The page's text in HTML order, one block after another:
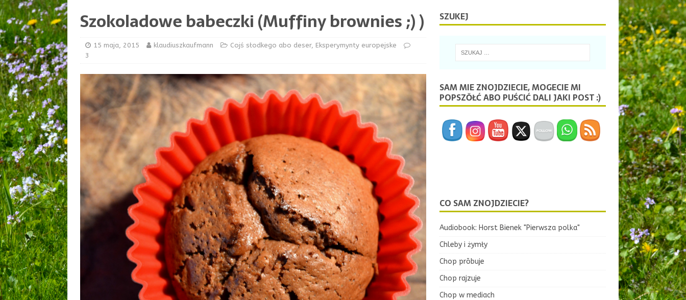
Szokoladowe babeczki (Muffiny brownies ;) )
15 maja, 2015 klaudiuszkaufmann Cojś słodkego abo deser, Eksperymynty europejske
3
SZUKEJ
SAM MIE ZNOJDZIECIE, MOGECIE MI
POPSZŎŁĆ ABO PUŚCIĆ DALI JAKI POST :)
CO SAM ZNOJDZIECIE?
Audiobook: Horst Bienek "Pierwsza polka"
Chleby i żymły
Chop prōbuje
Chop rajzuje
Chop w mediach